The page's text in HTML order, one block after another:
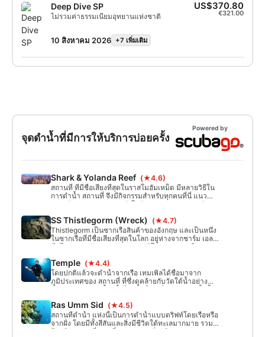
Deep Dive SP
ไม่รวมค่าธรรมเนียมอุทยานแห่งชาติ
10 สิงหาคม 2026 +7 เพิ่มเติม
US$370.80
€321.00
จุดดำน้ำที่มีการให้บริการบ่อยครั้ง
Powered by
Shark & Yolanda Reef (★4.6)
สถานที่ ที่มีชื่อเสียงที่สุดในราสโมฮัมเหม็ด มีหลายวิธีใน
การดำน้ำ สถานที่ จึงมีกิจกรรมสำหรับทุกคนที่นี่ แนว
ปะการังฉลาม แนวปะการังโยลันดา และแนวปะการังแซ
ลันดา คุณจะพบห้องน้ำและเสากระโดงเรืออยู่รอบๆ จาก
ซากเรือโยลันดาที่จมอยู่
SS Thistlegorm (Wreck)
(★4.7)
Thistlegorm เป็นซากเรือสินค้าของอังกฤษ และเป็นหนึ่ง
ในซากเรือที่มีชื่อเสียงที่สุดในโลก อยู่ห่างจากชาร์ม เอล
ชีคไปทางตะวันตกประมาณ 40 กิโลเมตร ซากเรือจมอยู่
มีความสูงถึง 17 ม.
Temple (★4.4)
โดยปกติแล้วจะดำน้ำจากเรือ เทมเพิลได้ชื่อมาจาก
ภูมิประเทศของ สถานที่ ที่ซึ่งดูคล้ายกับวัดใต้น้ำอย่าง
หลวมๆ 'วัด' แห่งนี้ดำน้ำได้ง่าย โดยเริ่มจากระดับน้ำตื้น
กลายเป็นสีน้ำเงิน ณ จุดนี้คุณจะไปถึงระดับ 30 เมตรขึ้น
ไปได้
Ras Umm Sid (★4.5)
สถานที่ดำน้ำ แห่งนี้เป็นการดำน้ำแบบดริฟท์โดยเรือหรือ
จากฝั่ง โดยมีทั้งสีสันและสิ่งมีชีวิตใต้ทะเลมากมาย รวม
ถึงภูมิประเทศที่ยอดเยี่ยม จากชายฝั่ง เดินตามแนว